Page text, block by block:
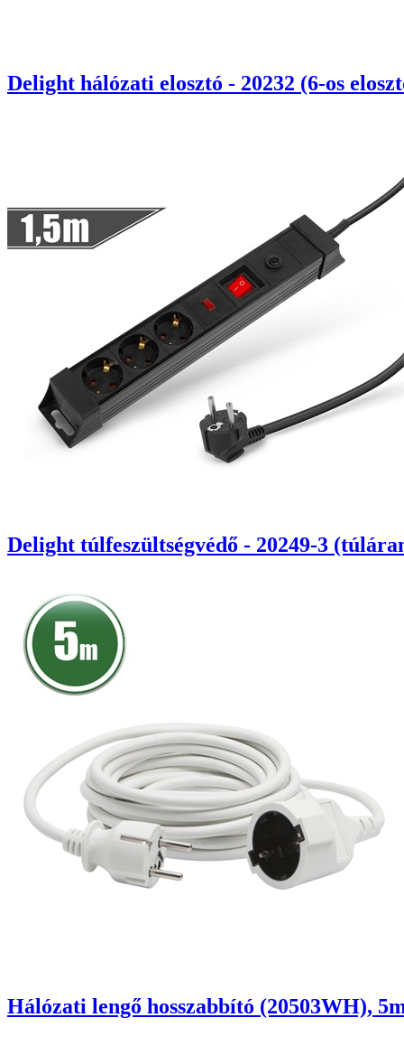
Delight hálózati elosztó - 20232 (6-os
Delight túlfeszültségvédő - 20249-3
Hálózati lengő hosszabbító (20503WH),